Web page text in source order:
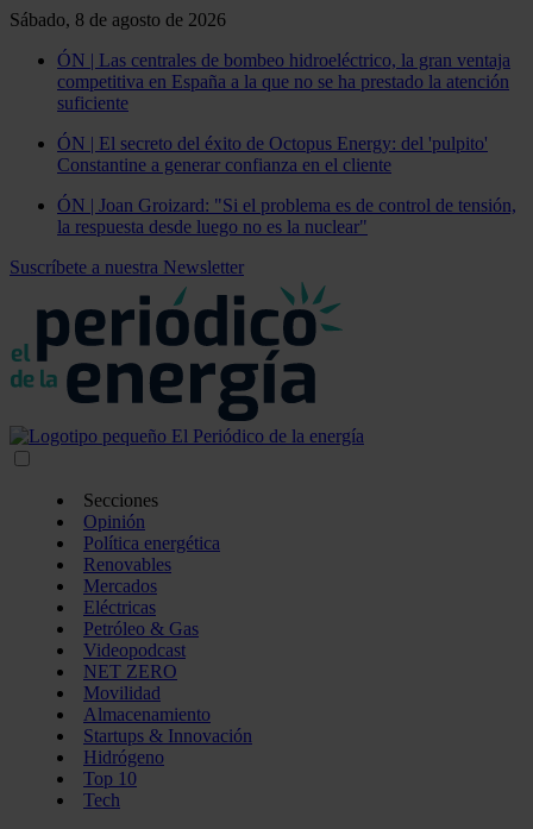
Sábado, 8 de agosto de 2026
ÓN | Las centrales de bombeo hidroeléctrico, la gran ventaja
competitiva en España a la que no se ha prestado la atención
suficiente
ÓN | El secreto del éxito de Octopus Energy: del 'pulpito'
Constantine a generar confianza en el cliente
ÓN | Joan Groizard: "Si el problema es de control de tensión,
la respuesta desde luego no es la nuclear"
Suscríbete a nuestra Newsletter
Secciones
Opinión
Política energética
Renovables
Mercados
Eléctricas
Petróleo & Gas
Videopodcast
NET ZERO
Movilidad
Almacenamiento
Startups & Innovación
Hidrógeno
Top 10
Tech